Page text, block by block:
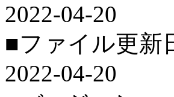
2022-04-20
■ファイル更新
2022-04-20